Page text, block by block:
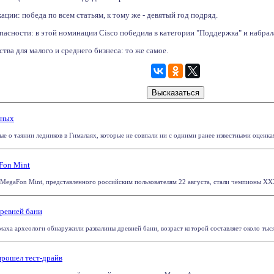
победа по всем статьям, к тому же - девятый год подряд.
в этой номинации Cisco победила в категории "Поддержка" и
для малого и среднего бизнеса: то же самое.
о таянии ледников в Гималаях, которые не совпали ни с одними ранее известными
Mint
Mint, представленного российским пользователям 22 августа, стали чемпионы
бани
археологи обнаружили развалины древней бани, возраст которой составляет около
тест-драйв